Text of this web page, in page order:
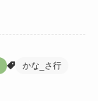
かな_さ行